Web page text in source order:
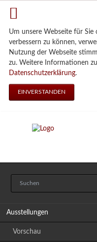
Um unsere Webseite für
verbessern zu können,
Nutzung der Webseite
zu. Weitere Informationen
Datenschutzerklärung.
EINVERSTANDEN
Navigation
überspringen
Ausstellungen
Vorschau